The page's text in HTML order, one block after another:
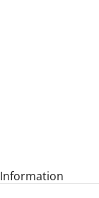
Information